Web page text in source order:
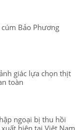
Bảo Phương
giác lựa chọn thịt
toàn
ngoại bị thu hồi